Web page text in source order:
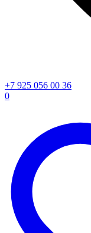
+7 925 056 00 36
0